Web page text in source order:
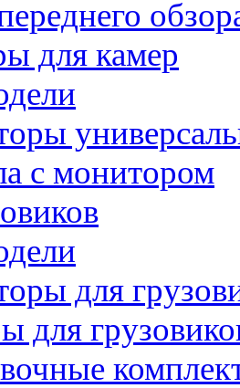
для камер
с монитором
для
для